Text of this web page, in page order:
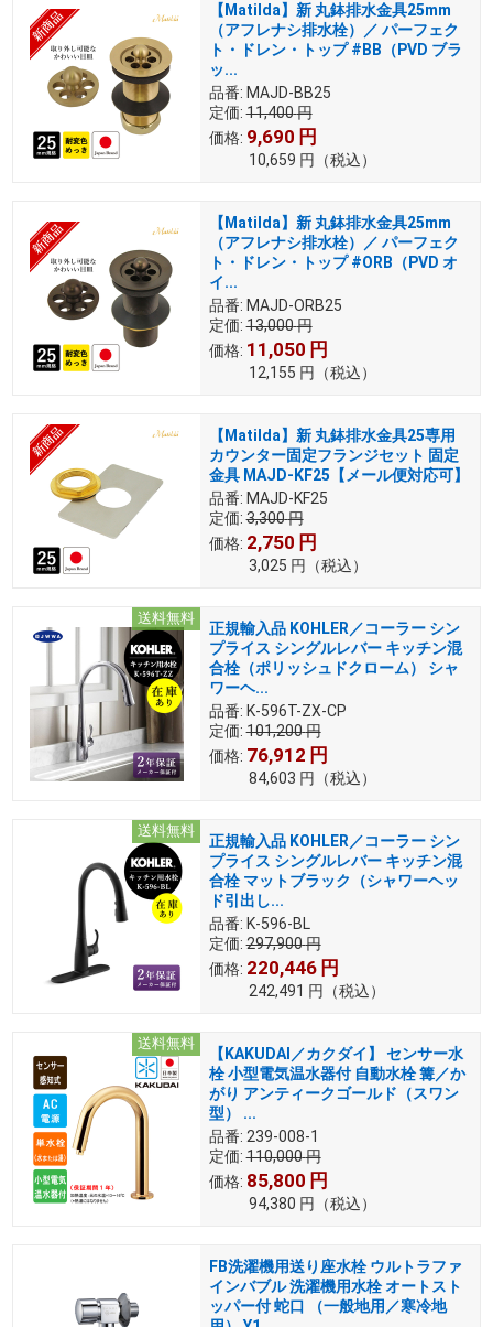
【Matilda】新 丸鉢排水金具25mm
（アフレナシ排水栓）／ パーフェク
ト・ドレン・トップ #BB（PVD ブラ
ッ...
品番: MAJD-BB25
定価: 11,400円
価格: 9,690 円
10,659 円 （税込）
【Matilda】新 丸鉢排水金具25mm
（アフレナシ排水栓）／ パーフェク
ト・ドレン・トップ #ORB（PVD オ
イ...
品番: MAJD-ORB25
定価: 13,000円
価格: 11,050 円
12,155 円 （税込）
【Matilda】新 丸鉢排水金具25専用
カウンター固定フランジセット 固定
金具 MAJD-KF25【メール便対応可】
品番: MAJD-KF25
定価: 3,300円
価格: 2,750 円
3,025 円 （税込）
送料無料
正規輸入品 KOHLER／コーラー シン
プライス シングルレバー キッチン混
合栓（ポリッシュドクローム） シャ
ワーヘ...
品番: K-596T-ZX-CP
定価: 101,200円
価格: 76,912 円
84,603 円 （税込）
送料無料
正規輸入品 KOHLER／コーラー シン
プライス シングルレバー キッチン混
合栓 マットブラック（シャワーヘッ
ド引出し...
品番: K-596-BL
定価: 297,900円
価格: 220,446 円
242,491 円 （税込）
送料無料
【KAKUDAI／カクダイ】 センサー水
栓 小型電気温水器付 自動水栓 篝／か
がり アンティークゴールド（スワン
型） ...
品番: 239-008-1
定価: 110,000円
価格: 85,800 円
94,380 円 （税込）
FB洗濯機用送り座水栓 ウルトラファ
インバブル 洗濯機用水栓 オートスト
ッパー付 蛇口 （一般地用／寒冷地